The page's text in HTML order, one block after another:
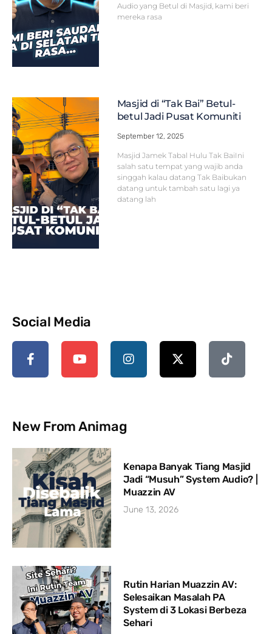
Audio yang Betul di Masjid, kami beri
mereka rasa
Masjid di “Tak Bai” Betul-
betul Jadi Pusat Komuniti
September 12, 2025
Masjid Jamek Tabal Hulu Tak BaiIni
salah satu tempat yang wajib anda
singgah kalau datang Tak Baibukan
datang untuk tambah satu lagi ya
datang lah
Social Media
New From Animag
Kenapa Banyak Tiang Masjid
Jadi “Musuh” System Audio? |
Muazzin AV
June 13, 2026
Rutin Harian Muazzin AV:
Selesaikan Masalah PA
System di 3 Lokasi Berbeza
Sehari